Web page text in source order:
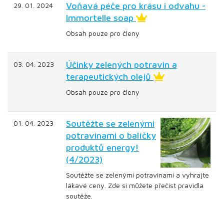
29. 01. 2024
Voňavá péče pro krásu i odvahu -
Immortelle soap
Obsah pouze pro členy
03. 04. 2023
Účinky zelených potravin a
terapeutických olejů
Obsah pouze pro členy
01. 04. 2023
Soutěžte se zelenými
potravinami o balíčky
produktů energy!
(4/2023)
Soutěžte se zelenými potravinami a vyhrajte
lákavé ceny. Zde si můžete přečíst pravidla
soutěže.